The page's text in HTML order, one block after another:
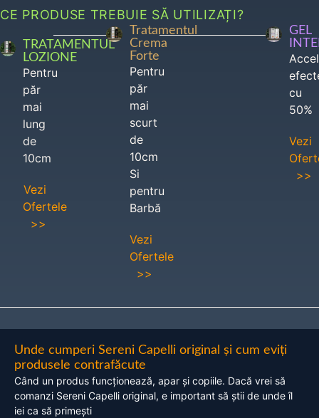
CE PRODUSE TREBUIE SĂ UTILIZAȚI?
TRATAMENTUL
LOZIONE
Pentru
păr
mai
lung
de
10cm
Vezi
Ofertele
>>
Tratamentul
Crema
Forte
Pentru
păr
mai
scurt
de
10cm
Si
pentru
Barbă
Vezi
Ofertele
>>
GEL
cu
50%
Vezi
>>
Unde cumperi Sereni Capelli original și cum eviți
produsele contrafăcute
Când un produs funcționează, apar și copiile. Dacă vrei să
comanzi Sereni Capelli original, e important să știi de unde îl
iei ca să primești